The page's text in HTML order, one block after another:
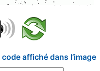
affiché dans l’image